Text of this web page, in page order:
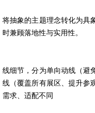
将抽象的主题理念转化为具
时兼顾落地性与实用性。
线细节，分为单向动线（避
线（覆盖所有展区、提升参
需求、适配不同